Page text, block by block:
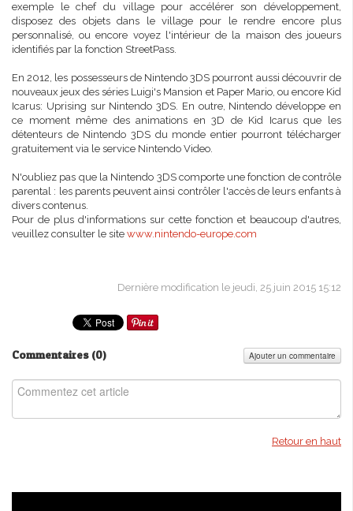
exemple le chef du village pour accélérer son développement,
disposez des objets dans le village pour le rendre encore plus
personnalisé, ou encore voyez l'intérieur de la maison des joueurs
identifiés par la fonction StreetPass.
En 2012, les possesseurs de Nintendo 3DS pourront aussi découvrir de
nouveaux jeux des séries Luigi's Mansion et Paper Mario, ou encore Kid
Icarus: Uprising sur Nintendo 3DS. En outre, Nintendo développe en
ce moment même des animations en 3D de Kid Icarus que les
détenteurs de Nintendo 3DS du monde entier pourront télécharger
gratuitement via le service Nintendo Video.
N'oubliez pas que la Nintendo 3DS comporte une fonction de contrôle
parental : les parents peuvent ainsi contrôler l'accès de leurs enfants à
divers contenus.
Pour de plus d'informations sur cette fonction et beaucoup d'autres,
veuillez consulter le site www.nintendo-europe.com
Dernière modification le jeudi, 25 juin 2015 15:12
Commentaires (0) Ajouter un commentaire
Retour en haut